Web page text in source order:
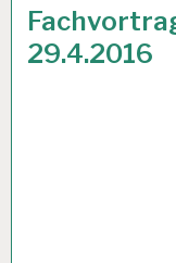
ARBEITSANALYSE…
29.4.2016
27 APR. 2016